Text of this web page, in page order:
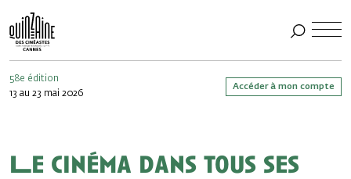
58e édition
13 au 23 mai 2026
Accéder à mon compte
Le cinéma dans tous ses